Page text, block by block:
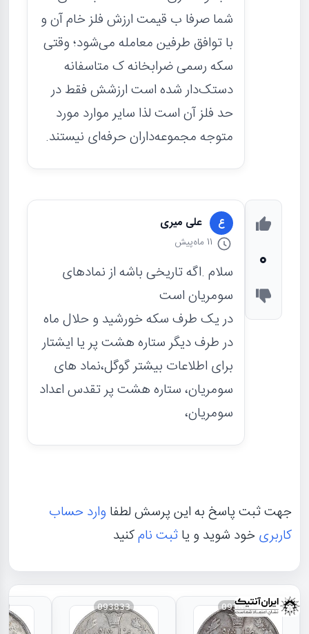
شما صرفا ب قیمت ارزش فلز خام آن و
با توافق طرفین معامله می‌شود؛ وقتی
سکه رسمی ضرابخانه ک متاسفانه
دستک‌دار شده است ارزشش فقط در
حد فلز آن است لذا سایر موارد مورد
متوجه مجموعه‌داران حرفه‌ای نیستند.
0
ع علی میری
11 ماه پیش
سلام .اگه تاریخی باشه از نمادهای
سومریان است
در یک طرف سکه خورشید و حلال ماه
در طرف دیگر ستاره هشت پر یا ایشتار
برای اطلاعات بیشتر گوگل،نماد های
سومریان، ستاره هشت پر تقدس اعداد
سومریان،
جهت ثبت پاسخ به این پرسش لطفا وارد حساب
کاربریخود شوید و یاثبت نامکنید
093834
093833